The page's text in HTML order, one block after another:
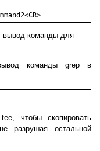
вывод команды для
команды grep в
чтобы скопировать
остальной